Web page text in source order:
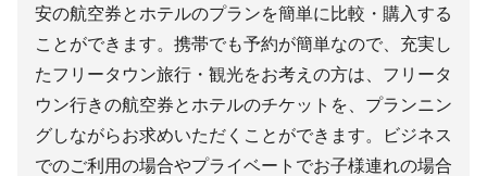
安の航空券とホテルのプランを簡単に比較・購入する
ことができます。携帯でも予約が簡単なので、充実し
たフリータウン旅行・観光をお考えの方は、フリータ
ウン行きの航空券とホテルのチケットを、プランニン
グしながらお求めいただくことができます。ビジネス
でのご利用の場合やプライベートでお子様連れの場合